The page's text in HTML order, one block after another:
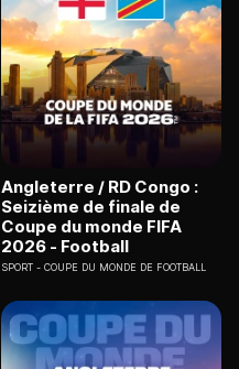
Angleterre / RD Congo :
Seizième de finale de
Coupe du monde FIFA
2026 - Football
SPORT COUPE DU MONDE DE FOOTBALL